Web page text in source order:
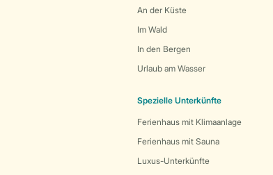
An der Küste
Im Wald
In den Bergen
Urlaub am Wasser
Spezielle Unterkünfte
Ferienhaus mit Klimaanlage
Ferienhaus mit Sauna
Luxus-Unterkünfte